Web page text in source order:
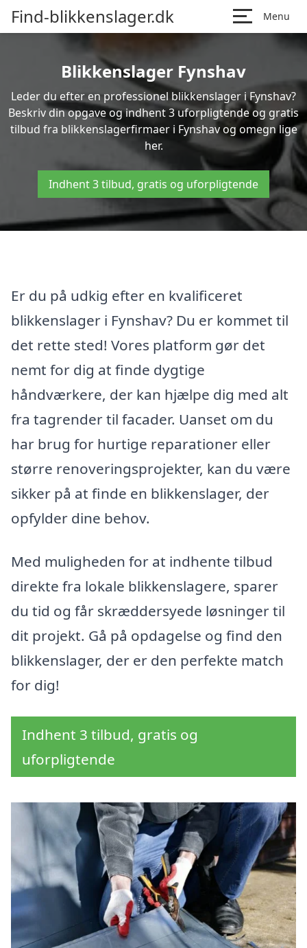
Find-blikkenslager.dk Menu
Blikkenslager Fynshav
Leder du efter en professionel blikkenslager i Fynshav?
Beskriv din opgave og indhent 3 uforpligtende og gratis
tilbud fra blikkenslagerfirmaer i Fynshav og omegn lige
her.
Indhent 3 tilbud, gratis og uforpligtende
Er du på udkig efter en kvalificeret
blikkenslager i Fynshav? Du er kommet til
det rette sted! Vores platform gør det
nemt for dig at finde dygtige
håndværkere, der kan hjælpe dig med alt
fra tagrender til facader. Uanset om du
har brug for hurtige reparationer eller
større renoveringsprojekter, kan du være
sikker på at finde en blikkenslager, der
opfylder dine behov.
Med muligheden for at indhente tilbud
direkte fra lokale blikkenslagere, sparer
du tid og får skræddersyede løsninger til
dit projekt. Gå på opdagelse og find den
blikkenslager, der er den perfekte match
for dig!
Indhent 3 tilbud, gratis og
uforpligtende